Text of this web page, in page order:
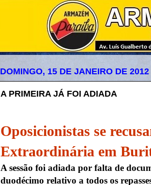
DOMINGO, 15 DE JANEIRO DE 2012
A PRIMEIRA JÁ FOI ADIADA
Oposicionistas se
Extraordinária em
A sessão foi adiada por falta de
duodécimo relativo a todos os